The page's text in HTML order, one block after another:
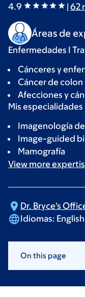
4.9 | 62
Áreas de
Enfermedades I
Cánceres y
Cáncer de colon
Afecciones y
Mis especialidades
Imagenología
Image-guided
Mamografía
View more
Dr. Bryce's
Idiomas:
On this page